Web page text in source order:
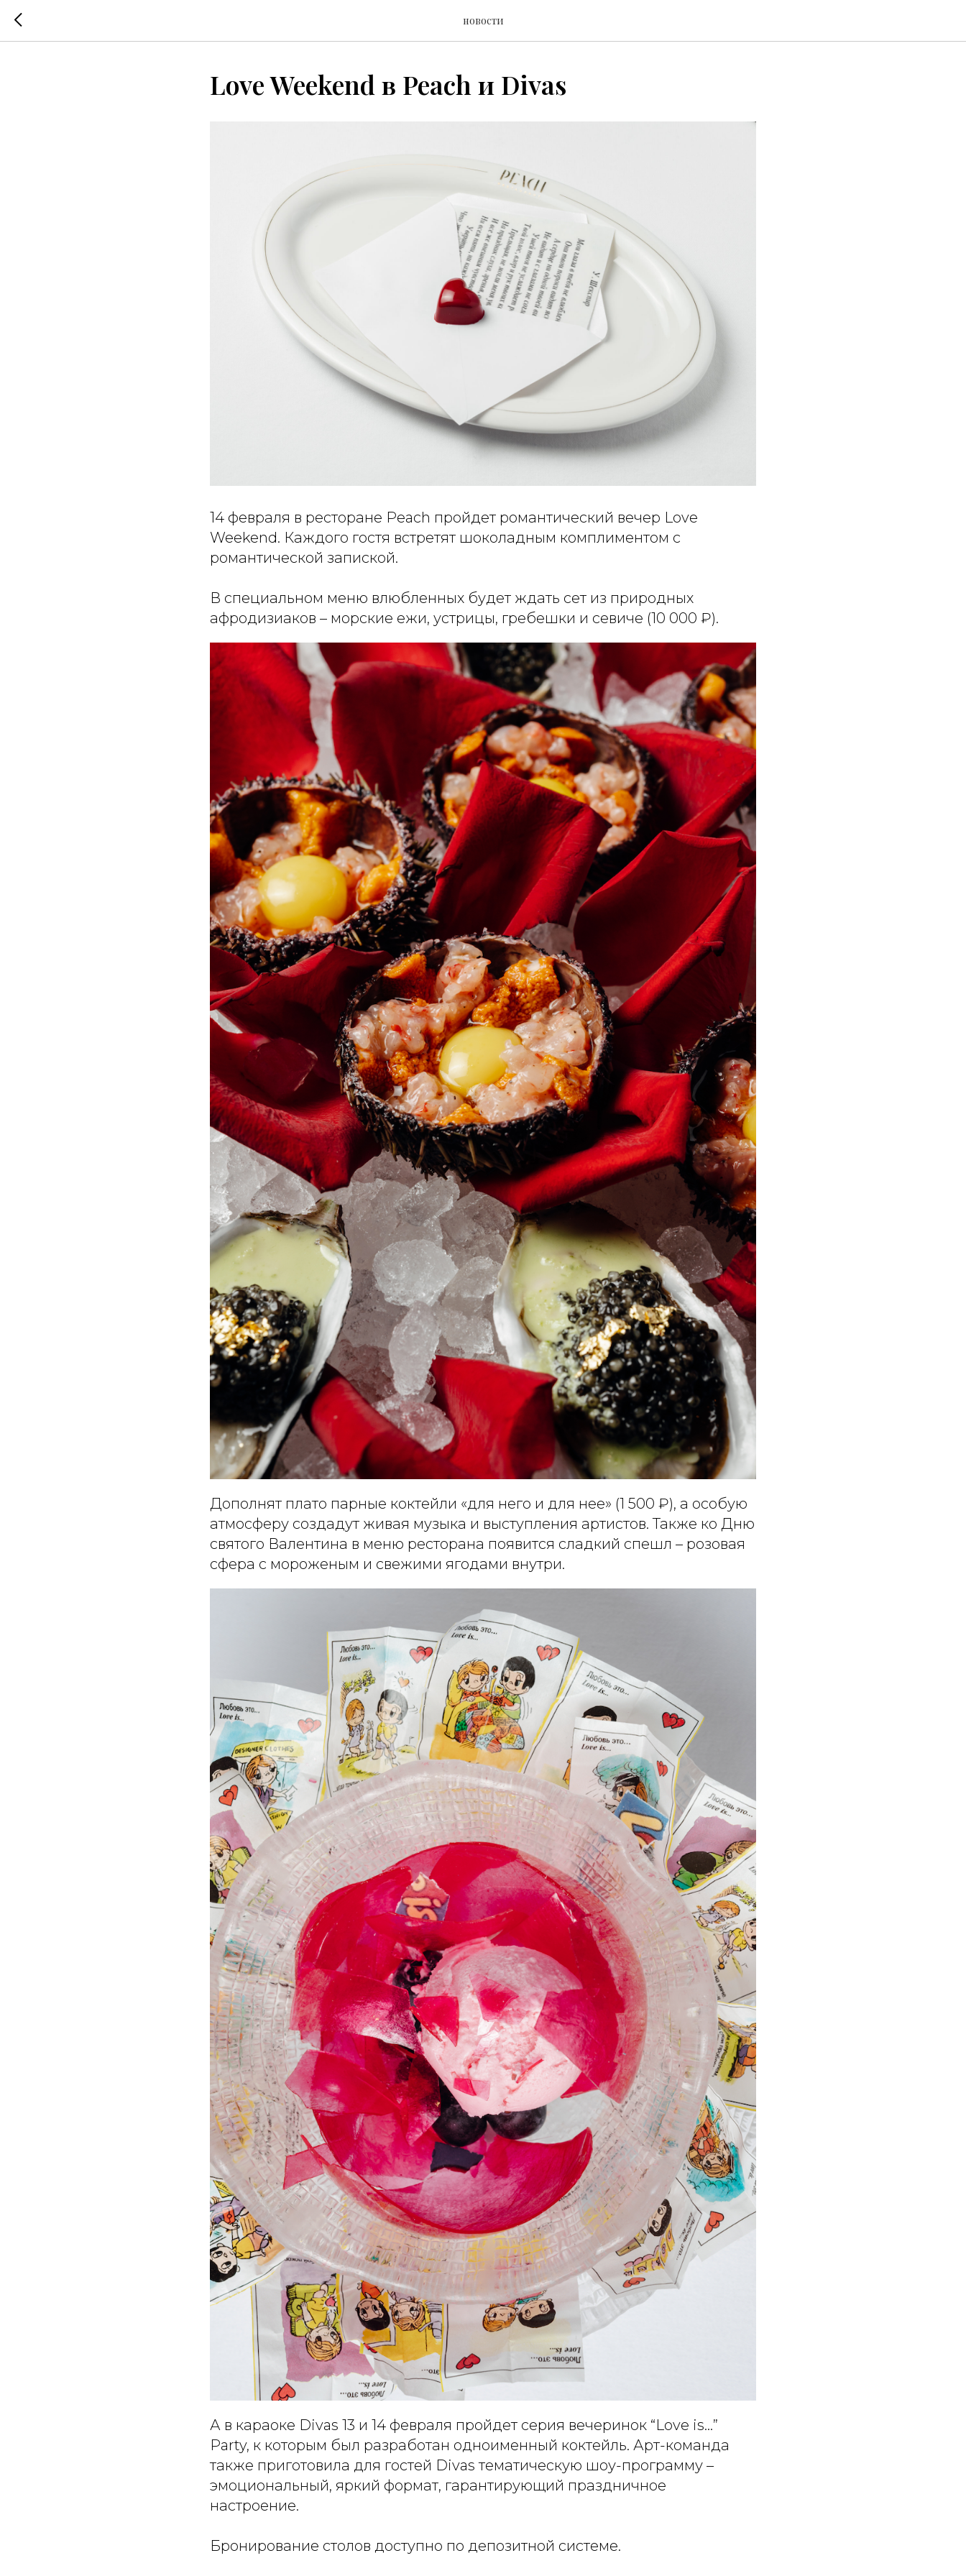
новости
Love Weekend в Peach и Divas
14 февраля в ресторане Peach пройдет романтический вечер Love
Weekend. Каждого гостя встретят шоколадным комплиментом с
романтической запиской.
В специальном меню влюбленных будет ждать сет из природных
афродизиаков – морские ежи, устрицы, гребешки и севиче (10 000 ₽).
Дополнят плато парные коктейли «для него и для нее» (1 500 ₽), а особую
атмосферу создадут живая музыка и выступления артистов. Также ко Дню
святого Валентина в меню ресторана появится сладкий спешл – розовая
сфера с мороженым и свежими ягодами внутри.
А в караоке Divas 13 и 14 февраля пройдет серия вечеринок “Love is…”
Party, к которым был разработан одноименный коктейль. Арт-команда
также приготовила для гостей Divas тематическую шоу-программу –
эмоциональный, яркий формат, гарантирующий праздничное
настроение.
Бронирование столов доступно по депозитной системе.